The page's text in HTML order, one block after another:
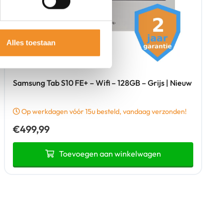
Alles toestaan
Samsung Tab S10 FE+ – Wifi – 128GB – Grijs | Nieuw
Op werkdagen vóór 15u besteld, vandaag verzonden!
€499,99
Toevoegen aan winkelwagen